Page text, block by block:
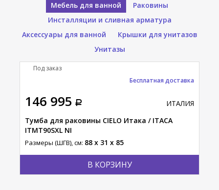
Мебель для ванной
Раковины
Инсталляции и сливная арматура
Аксессуары для ванной
Крышки для унитазов
Унитазы
146 995
В КОРЗИНУ
ИТАЛИЯ
Тумба для раковины CIELO Итака / ITACA
ITMT90SXL NI
Размеры (ШГВ), см: 88 x 31 x 85
Под заказ
Бесплатная доставка